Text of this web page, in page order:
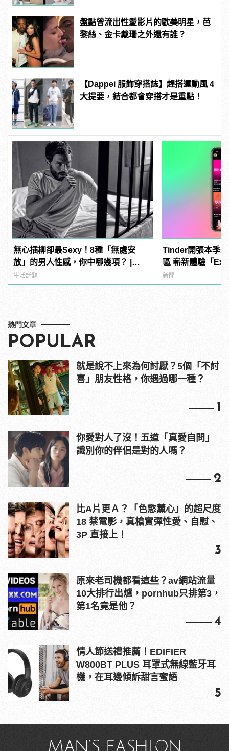
盤點曾流出性愛影片的歐美明星，芭
黎絲、金卡戴珊之外還有誰？
【Dappei 服飾穿搭誌】趕搭運動風 4
大提要，結合都會穿搭才是重點！
無心插柳卻最Sexy！8種「無處安
放」的男人性感，你中哪幾項？ |
manfashion這樣變型男
生活話題
Tinder開張本季
區 嶄新體驗「
強勢上線 |
新聞
熱門文章
POPULAR
就是說不上來為何討厭？5個「不討
喜」朋友性格，你遇過哪一種？
1
你愛對人了沒！五道「真愛自問」
識別你的伴侶是對的人嗎？
2
比A片更Ａ？「色慾薰心」的超尺度
18 禁電影，真槍實彈性愛、自慰、
3P 直接上！
3
原來老司機都看這些？av網站流量
10大排行出爐，pornhub只排第3，
第1名竟是他？
4
情人節送禮推薦！EDIFIER
W800BT PLUS 耳罩式無線藍牙耳
機，在耳邊傾訴甜言蜜語
5